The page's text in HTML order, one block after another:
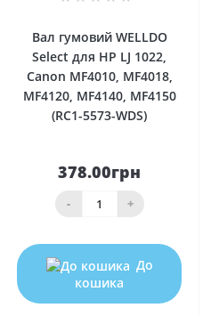
Вал гумовий WELLDO
Select для HP LJ 1022,
Canon MF4010, MF4018,
MF4120, MF4140, MF4150
(RC1-5573-WDS)
378.00грн
- +
До
кошика